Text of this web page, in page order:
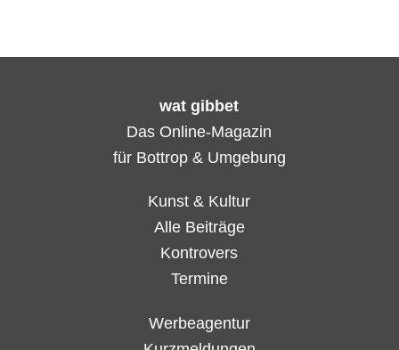
wat gibbet
Das Online-Magazin
für Bottrop & Umgebung
Kunst & Kultur
Alle Beiträge
Kontrovers
Termine
Werbeagentur